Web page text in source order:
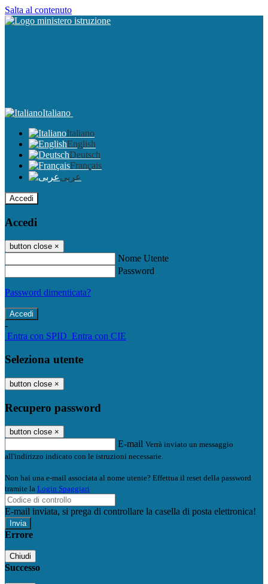
Salta al contenuto
Italiano
Italiano
English
Deutsch
Français
عربى
Accedi
Accedi
button close ×
Nome Utente
Password
Password dimenticata?
-
Entra con SPID Entra con CIE
Seleziona utente
button close ×
Recupero password
button close ×
E-mail Verrà inviato un messaggio
all'indirizzo indicato con le istruzioni necessarie.
Non hai una e-mail associata al nome utente? Effettua il reset della password
tramite la Login Spaggiari
E-mail inviata, si prega di controllare la casella di posta elettronica!
Errore
Chiudi
Successo